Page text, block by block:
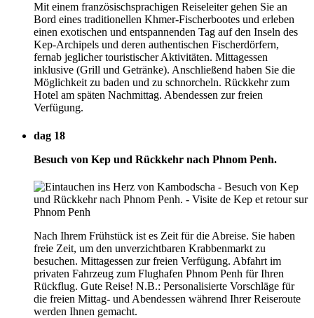
Mit einem französischsprachigen Reiseleiter gehen Sie an
Bord eines traditionellen Khmer-Fischerbootes und erleben
einen exotischen und entspannenden Tag auf den Inseln des
Kep-Archipels und deren authentischen Fischerdörfern,
fernab jeglicher touristischer Aktivitäten. Mittagessen
inklusive (Grill und Getränke). Anschließend haben Sie die
Möglichkeit zu baden und zu schnorcheln. Rückkehr zum
Hotel am späten Nachmittag. Abendessen zur freien
Verfügung.
dag 18
Besuch von Kep und Rückkehr nach Phnom Penh.
Nach Ihrem Frühstück ist es Zeit für die Abreise. Sie haben
freie Zeit, um den unverzichtbaren Krabbenmarkt zu
besuchen. Mittagessen zur freien Verfügung. Abfahrt im
privaten Fahrzeug zum Flughafen Phnom Penh für Ihren
Rückflug. Gute Reise! N.B.: Personalisierte Vorschläge für
die freien Mittag- und Abendessen während Ihrer Reiseroute
werden Ihnen gemacht.